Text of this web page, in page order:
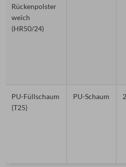
Rückenpolster
weich
(HR50/24)
PU-Füllschaum
(T25)
PU-Schaum